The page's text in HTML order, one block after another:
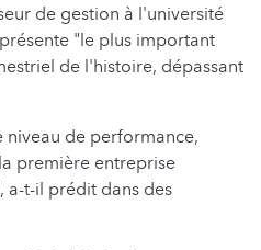
de gestion à l'université
"le plus important
de l'histoire, dépassant
niveau de performance,
première entreprise
a-t-il prédit dans des